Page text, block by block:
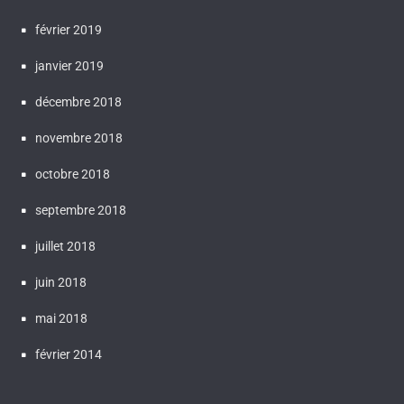
février 2019
janvier 2019
décembre 2018
novembre 2018
octobre 2018
septembre 2018
juillet 2018
juin 2018
mai 2018
février 2014